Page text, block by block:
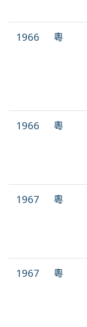
1966 粵
1966 粵
1967 粵
1967 粵